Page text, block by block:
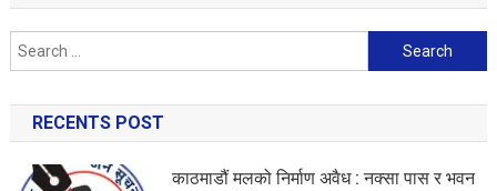
Search
for:
RECENTS POST
काठमाडौं मलको निर्माण अवैध : नक्सा पास र भवन